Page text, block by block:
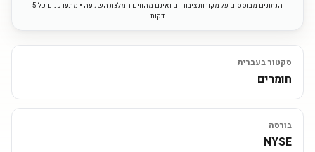
הנתונים מבוססים על מקורות ציבוריים ואינם מהווים המלצת השקעה • מתעדכנים כל 5
דקות
סקטור בעברית
חומרים
בורסה
NYSE